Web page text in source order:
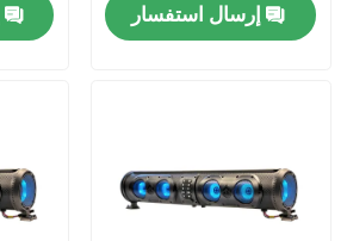
معلومات عنا
إرسال استفسار